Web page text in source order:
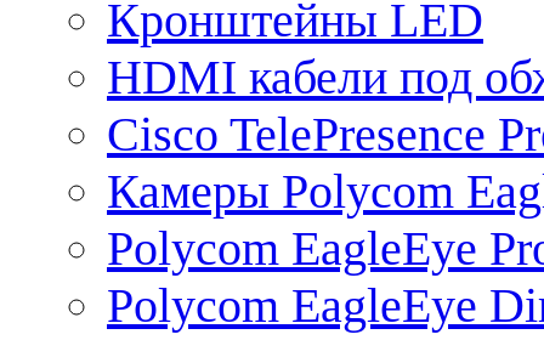
Кронштейны LED
HDMI кабели под
Cisco TelePresence
Камеры Polycom
Polycom EagleEye
Polycom EagleEye